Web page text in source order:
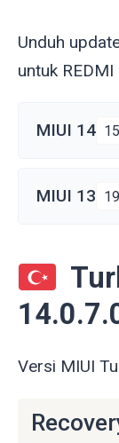
Unduh
untuk REDMI
MIUI 14 15
MIUI 13 19
Versi MIUI